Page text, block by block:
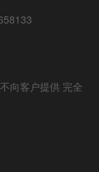
向客户提供 完全